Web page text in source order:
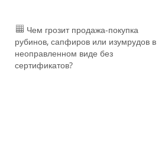
Чем грозит продажа-покупка
рубинов, сапфиров или изумрудов в
неоправленном виде без
сертификатов?